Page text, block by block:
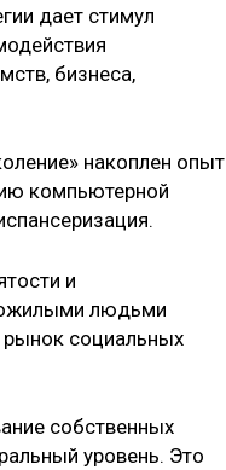
дает стимул
бизнеса,
накоплен опыт
компьютерной
и
людьми
рынок социальных
собственных
уровень. Это